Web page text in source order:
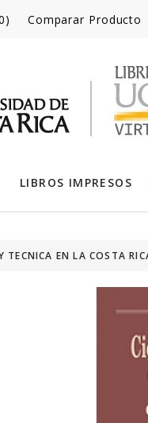
Comparar Producto
LIBROS IMPRESOS
TECNICA EN LA COSTA